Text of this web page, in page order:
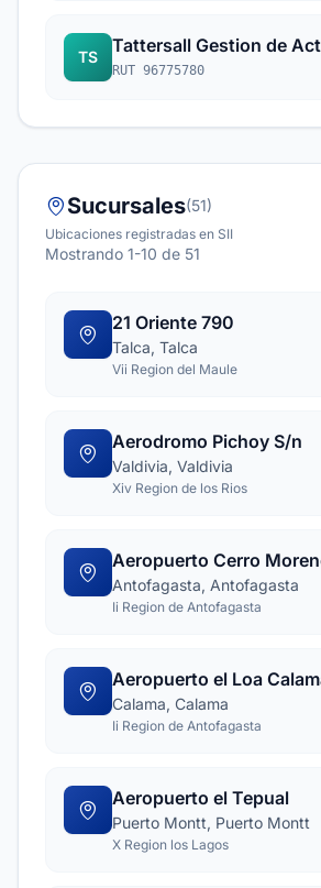
TS
Tattersall Gestion de
RUT 96775780
Sucursales(51)
Ubicaciones registradas en SII
Mostrando 1-10 de 51
21 Oriente 790
Talca, Talca
Vii Region del Maule
Aerodromo Pichoy S/n
Valdivia, Valdivia
Xiv Region de los Rios
Aeropuerto Cerro
Antofagasta, Antofagasta
Ii Region de Antofagasta
Aeropuerto el Loa
Calama, Calama
Ii Region de Antofagasta
Aeropuerto el Tepual
Puerto Montt, Puerto Montt
X Region los Lagos